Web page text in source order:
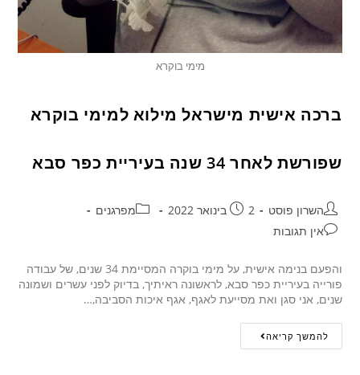
מימי בוקרא
ברכה אישית מישראל מילוא למימי בוקרא
שפורשת לאחר 34 שנה בעיריית כפר סבא
השרון פוסט 2 בינואר 2022
מפרגנים
אין תגובות
והפעם בנימה אישית, על מימי בוקרה המסיימת 34 שנים, של עבודה
פורייה בעיריית כפר סבא, לראשונה ראיתיך, בדיוק לפני עשרים ושמונה
שנים, אני סגן ואת מסייעת לאגף, אגף איכות הסביבה,…
להמשך קריאה